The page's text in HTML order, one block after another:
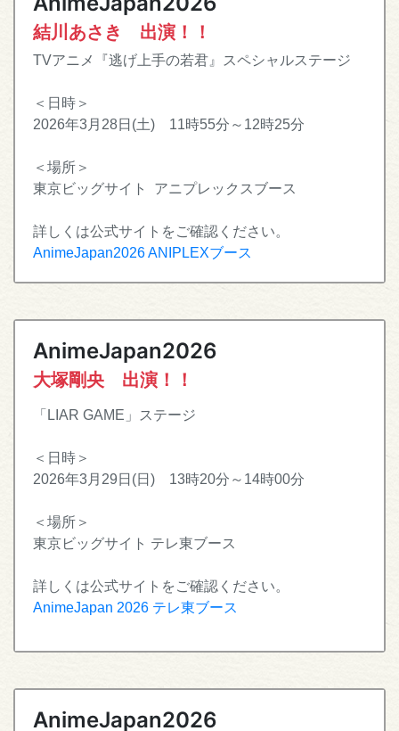
結川あさき 出演！！
TVアニメ『逃げ上手の若君』スペシャルステージ
＜日時＞
2026年3月28日(土) 11時55分～12時25分
＜場所＞
東京ビッグサイト アニプレックスブース
詳しくは公式サイトをご確認ください。
AnimeJapan2026 ANIPLEXブース
AnimeJapan2026
大塚剛央 出演！！
「LIAR GAME」ステージ
＜日時＞
2026年3月29日(日) 13時20分～14時00分
＜場所＞
東京ビッグサイト テレ東ブース
詳しくは公式サイトをご確認ください。
AnimeJapan 2026 テレ東ブース
AnimeJapan2026